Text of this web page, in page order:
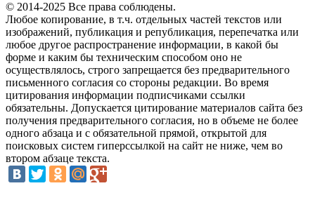
© 2014-2025 Все права соблюдены.
Любое копирование, в т.ч. отдельных частей текстов или
изображений, публикация и републикация, перепечатка или
любое другое распространение информации, в какой бы
форме и каким бы техническим способом оно не
осуществлялось, строго запрещается без предварительного
письменного согласия со стороны редакции. Во время
цитирования информации подписчиками ссылки
обязательны. Допускается цитирование материалов сайта без
получения предварительного согласия, но в объеме не более
одного абзаца и с обязательной прямой, открытой для
поисковых систем гиперссылкой на сайт не ниже, чем во
втором абзаце текста.